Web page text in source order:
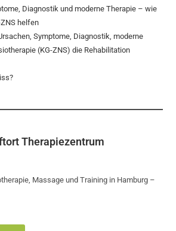
Diagnostik und moderne Therapie – wie
helfen
Symptome, Diagnostik, moderne
(KG-ZNS) die Rehabilitation
Therapiezentrum
Massage und Training in Hamburg –